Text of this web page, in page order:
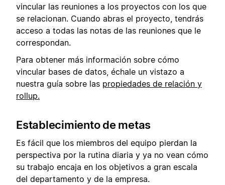
vincular las reuniones a los proyectos con los que
se relacionan. Cuando abras el proyecto, tendrás
acceso a todas las notas de las reuniones que le
correspondan.
Para obtener más información sobre cómo
vincular bases de datos, échale un vistazo a
nuestra guía sobre las propiedades de relación y
rollup.
Establecimiento de metas
Es fácil que los miembros del equipo pierdan la
perspectiva por la rutina diaria y ya no vean cómo
su trabajo encaja en los objetivos a gran escala
del departamento y de la empresa.